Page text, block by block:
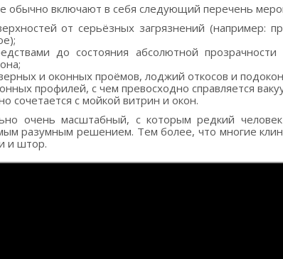
обычно включают в себя следующий перечень
от серьёзных загрязнений (например:
до состояния абсолютной
и оконных проёмов, лоджий откосов и
профилей, с чем превосходно справляется
сочетается с мойкой витрин и окон.
очень масштабный, с которым редкий
разумным решением. Тем более, что многие
и штор.